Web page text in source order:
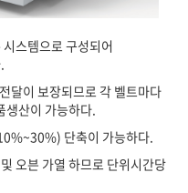
스템으로 구성되어
달이 보장되므로 각 벨트마다
생산이 가능하다.
단축이 가능하다.
오븐 가열 하므로 단위시간당